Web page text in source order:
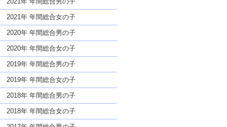
2021年 年間総合女の子
2020年 年間総合男の子
2020年 年間総合女の子
2019年 年間総合男の子
2019年 年間総合女の子
2018年 年間総合男の子
2018年 年間総合女の子